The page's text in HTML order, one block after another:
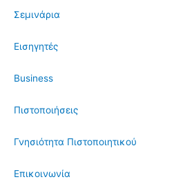
Σεμινάρια
Εισηγητές
Business
Πιστοποιήσεις
Γνησιότητα Πιστοποιητικού
Επικοινωνία